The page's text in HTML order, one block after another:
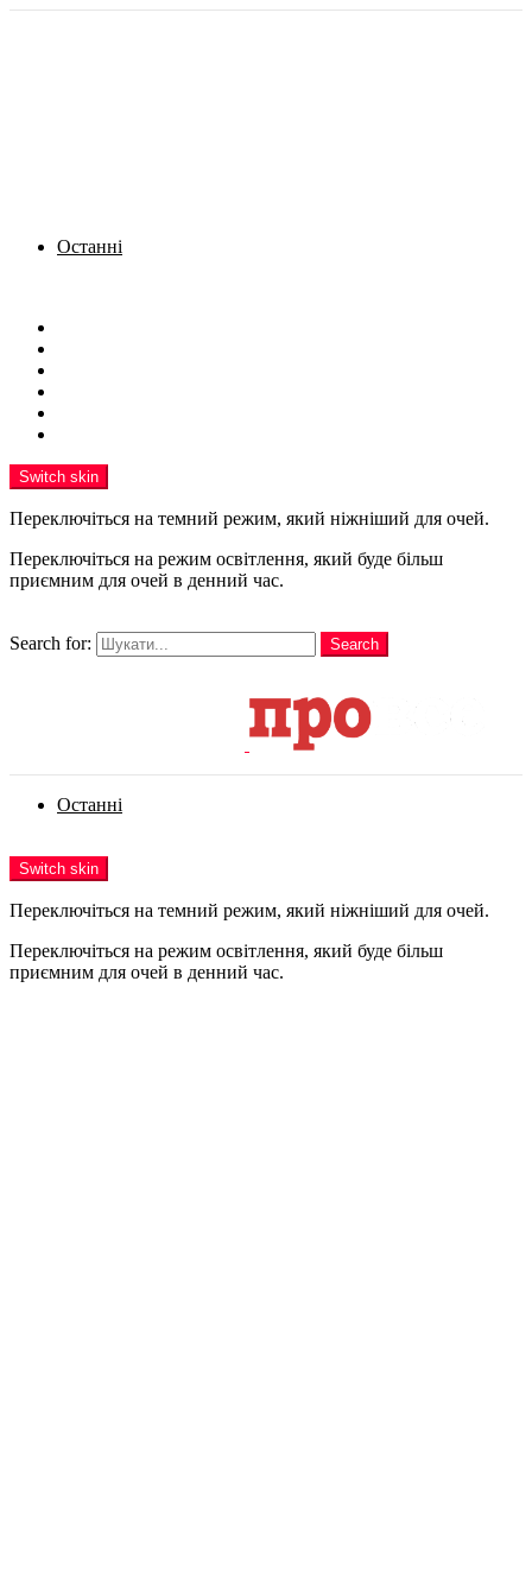
Останні
Switch skin
Переключіться на темний режим, який ніжніший для очей.
Переключіться на режим освітлення, який буде більш
приємним для очей в денний час.
Search for:
Search
Останні
Switch skin
Переключіться на темний режим, який ніжніший для очей.
Переключіться на режим освітлення, який буде більш
приємним для очей в денний час.